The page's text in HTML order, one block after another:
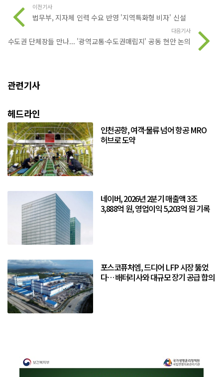
이전기사
법무부, 지자체 인력 수요 반영 '지역특화형 비자' 신설
다음기사
수도권 단체장들 만나... '광역교통·수도권매립지' 공동 현안 논의
관련기사
헤드라인
인천공항, 여객·물류 넘어 항공 MRO
허브로 도약
네이버, 2026년 2분기 매출액 3조
3,888억 원, 영업이익 5,203억 원 기록
포스코퓨처엠, 드디어 LFP 시장 뚫었
다… 배터리사와 대규모 장기 공급 합의